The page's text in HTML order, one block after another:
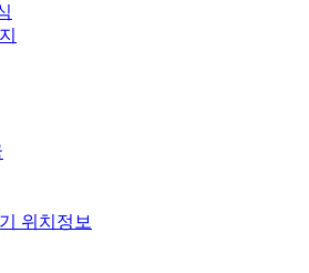
위치정보